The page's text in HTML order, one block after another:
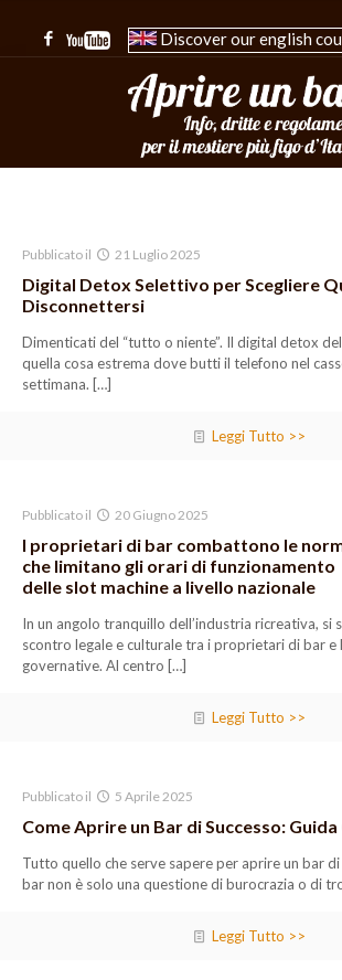
Discover our english
Pubblicato il 21 Luglio 2025
Digital Detox Selettivo per Scegliere
Disconnettersi
Dimenticati del “tutto o niente”. Il digital detox
quella cosa estrema dove butti il telefono nel
settimana. […]
Leggi Tutto >>
Pubblicato il 20 Giugno 2025
I proprietari di bar combattono le
che limitano gli orari di funzionamento
delle slot machine a livello nazionale
In un angolo tranquillo dell’industria ricreativa, si
scontro legale e culturale tra i proprietari di bar e
governative. Al centro […]
Leggi Tutto >>
Pubblicato il 5 Aprile 2025
Come Aprire un Bar di Successo:
Tutto quello che serve sapere per aprire un bar
bar non è solo una questione di burocrazia o di
Leggi Tutto >>